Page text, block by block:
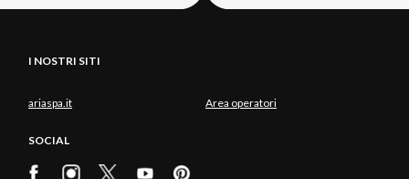
I NOSTRI SITI
ariaspa.it Area operatori
SOCIAL